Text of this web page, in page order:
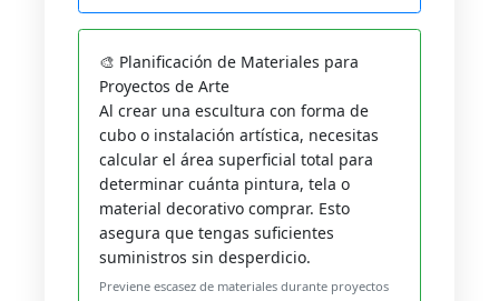
🎨 Planificación de Materiales para
Proyectos de Arte
Al crear una escultura con forma de
cubo o instalación artística, necesitas
calcular el área superficial total para
determinar cuánta pintura, tela o
material decorativo comprar. Esto
asegura que tengas suficientes
suministros sin desperdicio.
Previene escasez de materiales durante proyectos